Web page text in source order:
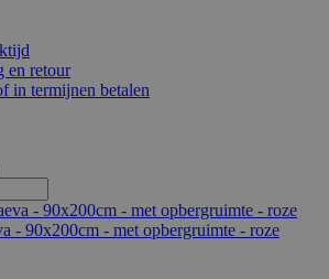
en retour
in termijnen betalen
- 90x200cm - met opbergruimte - roze